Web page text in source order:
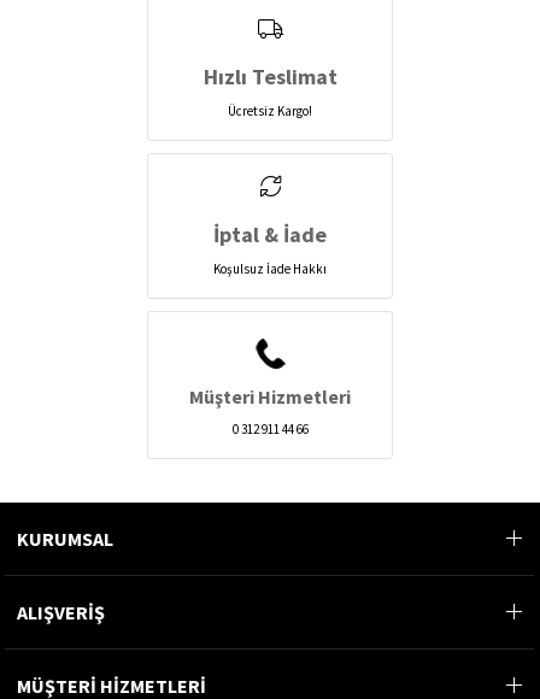
Hızlı Teslimat
Ücretsiz Kargo!
İptal & İade
Koşulsuz İade Hakkı
Müşteri Hizmetleri
0 312 911 44 66
KURUMSAL
ALIŞVERİŞ
MÜŞTERİ HİZMETLERİ